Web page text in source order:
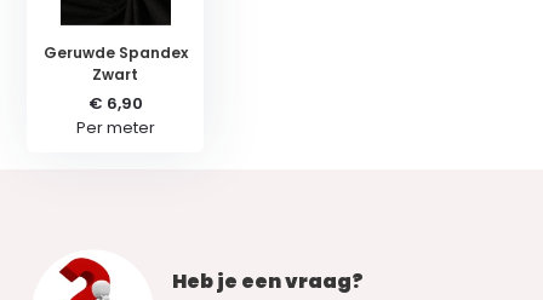
Geruwde Spandex
Zwart
€ 6,90
Per meter
Heb je een vraag?